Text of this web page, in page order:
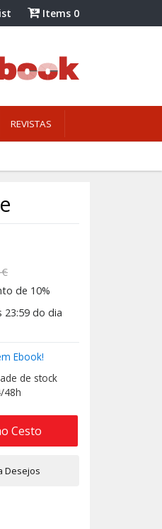
Items 0
REVISTAS
de 10%
23:59 do dia
Ebook!
de stock
48h
Cesto
Desejos